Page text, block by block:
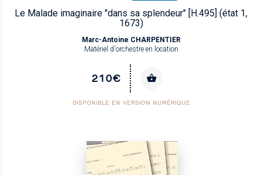
Le Malade imaginaire "dans sa splendeur" [H.495] (état 1,
1673)
Marc-Antoine CHARPENTIER
Matériel d'orchestre en location
210€
DISPONIBLE EN VERSION NUMÉRIQUE